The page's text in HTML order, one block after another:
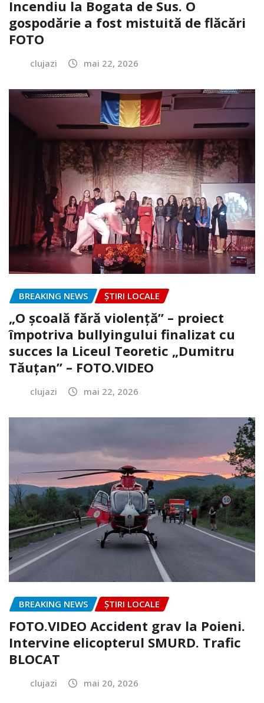
Incendiu la Bogata de Sus. O
gospodărie a fost mistuită de flăcări
FOTO
clujazi mai 22, 2026
BREAKING NEWS ȘTIRI LOCALE
„O școală fără violență” – proiect
împotriva bullyingului finalizat cu
succes la Liceul Teoretic „Dumitru
Tăuțan” – FOTO.VIDEO
clujazi mai 22, 2026
BREAKING NEWS ȘTIRI LOCALE
FOTO.VIDEO Accident grav la Poieni.
Intervine elicopterul SMURD. Trafic
BLOCAT
clujazi mai 20, 2026